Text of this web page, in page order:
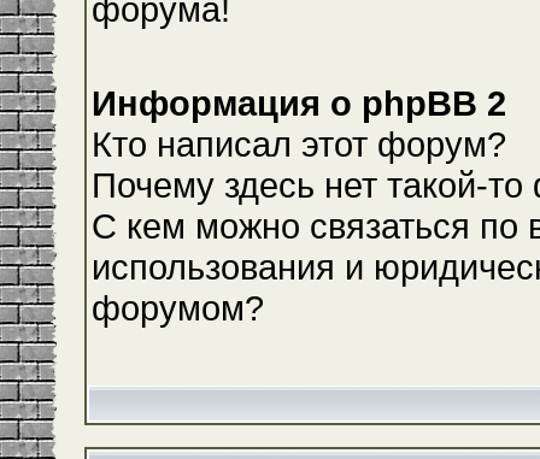
форума!
Информация о phpBB 2
Кто написал этот форум?
Почему здесь нет такой-
С кем можно связаться по
использования и
форумом?